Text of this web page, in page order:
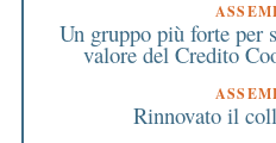
Un gruppo più forte per
valore del Credito
Rinnovato il